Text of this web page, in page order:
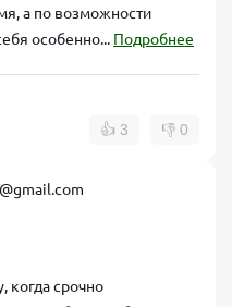
а по возможности
особенно... Подробнее
👍 3 👎 0
когда срочно